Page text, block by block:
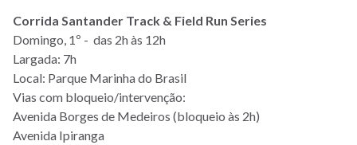
Corrida Santander Track & Field Run Series
Domingo, 1º - das 2h às 12h
Largada: 7h
Local: Parque Marinha do Brasil
Vias com bloqueio/intervenção:
Avenida Borges de Medeiros (bloqueio às 2h)
Avenida Ipiranga